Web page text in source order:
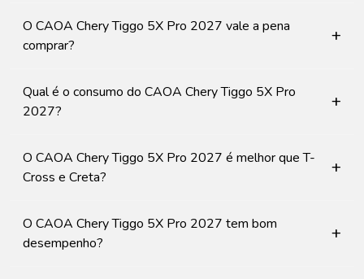
O CAOA Chery Tiggo 5X Pro 2027 vale a pena
comprar?
+
Qual é o consumo do CAOA Chery Tiggo 5X Pro
2027?
+
O CAOA Chery Tiggo 5X Pro 2027 é melhor que T-
Cross e Creta?
+
O CAOA Chery Tiggo 5X Pro 2027 tem bom
desempenho?
+